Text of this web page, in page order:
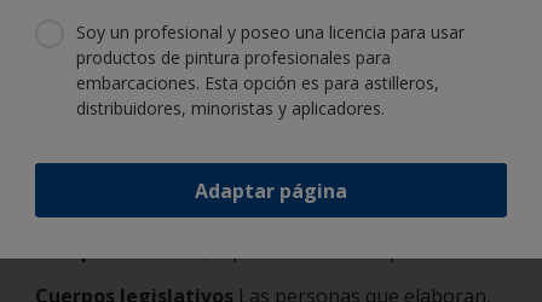
Cuarteamiento cruciformePatrón de minúsculas
grietas en la superficie de una capa de gelcoat.
Cuarteamiento superficial Finas grietas en forma
sección transversal de la capa de pintura.
Cuerpos legislativos Las personas que elaboran,
Soy un profesional y poseo una licencia para usar
productos de pintura profesionales para
embarcaciones. Esta opción es para astilleros,
distribuidores, minoristas y aplicadores.
Adaptar página